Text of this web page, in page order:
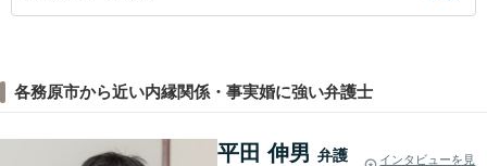
各務原市から近い内縁関係・事実婚に強い弁護士
平田 伸男 弁護
インタビューを見